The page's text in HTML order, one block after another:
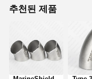
추천된 제품